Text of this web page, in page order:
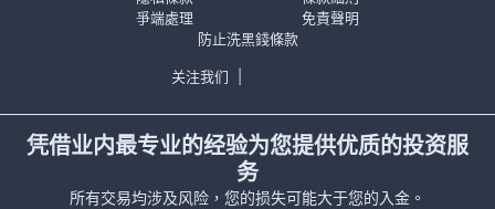
爭端處理
免責聲明
防止洗黑錢條款
关注我们
凭借业内最专业的经验为您提供优质的投资服
务
所有交易均涉及风险，您的损失可能大于您的入金。